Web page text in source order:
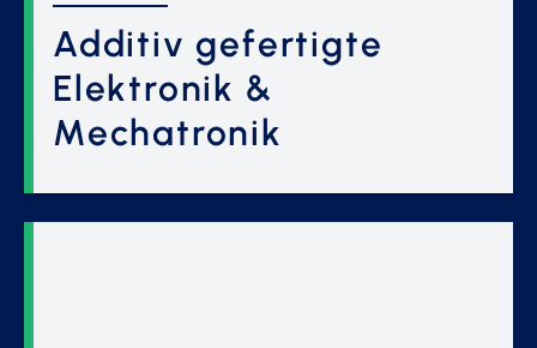
Additiv gefertigte
Elektronik &
Mechatronik